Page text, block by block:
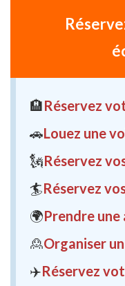
🏨Réservez
🚗Louez une
🗽Réservez
🏄Réservez
🌍Prendre une
🙎Organiser
✈️Réservez